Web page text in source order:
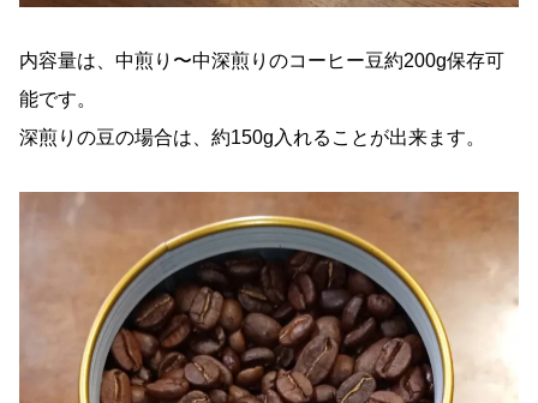
内容量は、中煎り〜中深煎りのコーヒー豆約200g保存可
能です。
深煎りの豆の場合は、約150g入れることが出来ます。